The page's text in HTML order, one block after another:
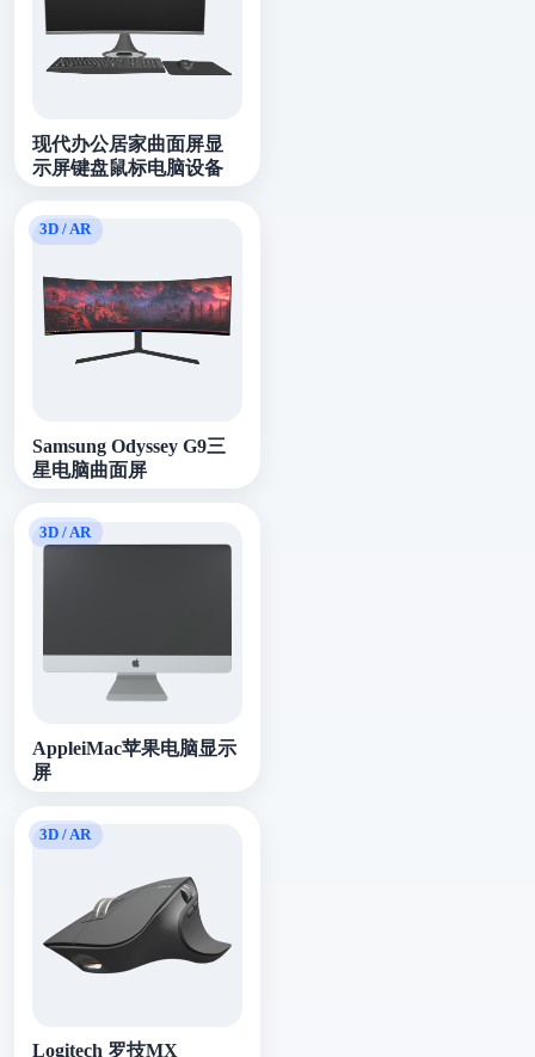
现代办公居家曲面屏显
示屏键盘鼠标电脑设备
Samsung Odyssey G9三
星电脑曲面屏
AppleiMac苹果电脑显示
屏
Logitech 罗技MX